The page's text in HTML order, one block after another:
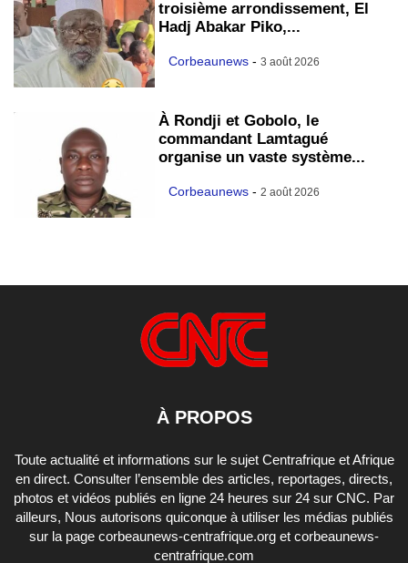
troisième arrondissement, El
Hadj Abakar Piko,...
Corbeaunews - 3 août 2026
À Rondji et Gobolo, le
commandant Lamtagué
organise un vaste système...
Corbeaunews - 2 août 2026
À PROPOS
Toute actualité et informations sur le sujet Centrafrique et Afrique
en direct. Consulter l’ensemble des articles, reportages, directs,
photos et vidéos publiés en ligne 24 heures sur 24 sur CNC. Par
ailleurs, Nous autorisons quiconque à utiliser les médias publiés
sur la page corbeaunews-centrafrique.org et corbeaunews-
centrafrique.com